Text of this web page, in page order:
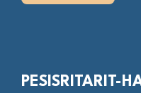
PESISRITARIT-